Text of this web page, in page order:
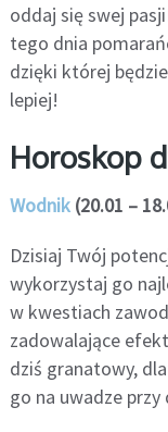
oddaj się swej
tego dnia
dzięki której
lepiej!
Horoskop
Wodnik(20.01 –
Dzisiaj Twój
wykorzystaj go
w kwestiach
zadowalające
dziś granatowy,
go na uwadze przy